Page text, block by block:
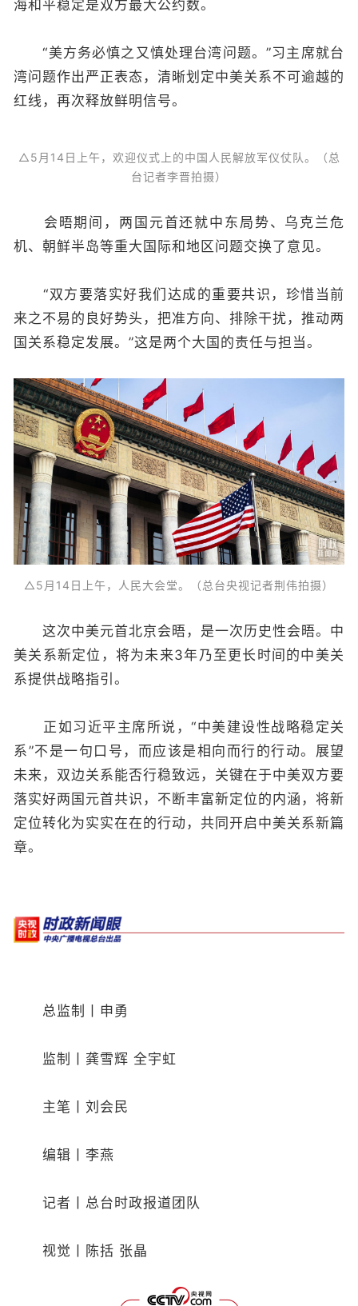
海和平稳定是双方最大公约数。
“美方务必慎之又慎处理台湾问题。”习主席就台
湾问题作出严正表态，清晰划定中美关系不可逾越的
红线，再次释放鲜明信号。
△5月14日上午，欢迎仪式上的中国人民解放军仪仗队。（总
台记者李晋拍摄）
会晤期间，两国元首还就中东局势、乌克兰危
机、朝鲜半岛等重大国际和地区问题交换了意见。
“双方要落实好我们达成的重要共识，珍惜当前
来之不易的良好势头，把准方向、排除干扰，推动两
国关系稳定发展。”这是两个大国的责任与担当。
△5月14日上午，人民大会堂。（总台央视记者荆伟拍摄）
这次中美元首北京会晤，是一次历史性会晤。中
美关系新定位，将为未来3年乃至更长时间的中美关
系提供战略指引。
正如习近平主席所说，“中美建设性战略稳定关
系”不是一句口号，而应该是相向而行的行动。展望
未来，双边关系能否行稳致远，关键在于中美双方要
落实好两国元首共识，不断丰富新定位的内涵，将新
定位转化为实实在在的行动，共同开启中美关系新篇
章。
总监制丨申勇
监制丨龚雪辉 全宇虹
主笔丨刘会民
编辑丨李燕
记者丨总台时政报道团队
视觉丨陈括 张晶